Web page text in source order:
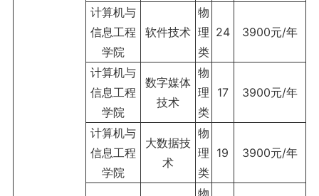
计算机与
信息工程
学院
软件技术
物
理
类
24 3900元/年
计算机与
信息工程
学院
数字媒体
技术
物
理
类
17 3900元/年
计算机与
信息工程
学院
大数据技
术
物
理
类
19 3900元/年